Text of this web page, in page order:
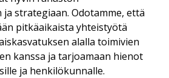
strategiaan. Odotamme, että
pitkäaikaista yhteistyötä
alalla toimivien
kanssa ja tarjoamaan hienot
ja henkilökunnalle.